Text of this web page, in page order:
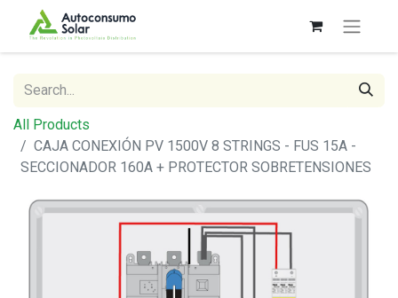
All Products
CAJA CONEXIÓN PV 1500V 8 STRINGS - FUS 15A -
SECCIONADOR 160A + PROTECTOR SOBRETENSIONES